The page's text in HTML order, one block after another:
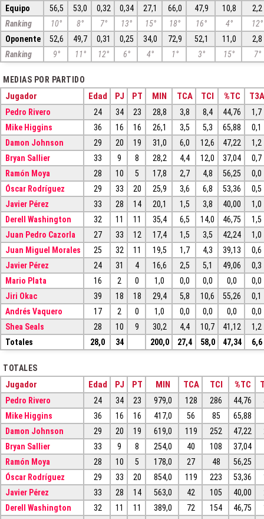
Equipo 56,5 53,0 0,32 0,34 27,1 66,0 47,9 10,8
2,2
Ranking
10° 8° 7° 13° 15° 18° 16° 4°
12°
Oponente
52,6 49,7 0,31 0,25 34,0 72,9 52,1 11,0
2,8
Ranking
9° 11° 12° 6° 4° 1° 3° 15° 7°
MEDIAS POR PARTIDO
Jugador Edad PJ PT MIN TCA TCI %TC T3A
Pedro Rivero 24 34 23 28,8 3,8 8,4 44,76
1,7
Mike Higgins
36 16 16 26,1 3,5 5,3 65,88
0,1
Damon Johnson
29 20 19 31,0 6,0 12,6 47,22
1,2
Bryan Sallier
33 9 8 28,2 4,4 12,0 37,04
0,7
Ramón Moya
28 10 5 17,8 2,7 4,8 56,25
0,0
Óscar Rodríguez
29 33 20 25,9 3,6 6,8 53,36
0,5
Javier Pérez
33 28 14 20,1 1,5 3,8 40,00
1,0
Derell Washington
32 11 11 35,4 6,5 14,0 46,75
1,5
Juan Pedro Cazorla
27 33 12 17,4 1,5 3,5 42,24
1,0
Juan Miguel Morales
25 32 11 19,5 1,7 4,3 39,13
0,6
Javier Pérez
24 31 4 16,6 2,5 5,1 49,06
0,3
Mario Plata
16 2 0 1,0 0,0 0,0 0,0
0,0
Jiri Okac
39 18 18 29,4 5,8 10,6 55,26
0,1
Andrés Vaquero
17 2 0 1,0 0,0 0,0 0,0
0,0
Shea Seals
28 10 9 30,2 4,4 10,7 41,12
1,2
Totales
28,0 34 200,0 27,4 58,0 47,34 6,6
TOTALES
Jugador Edad PJ PT MIN TCA TCI %TC
Pedro Rivero 24 34 23 979,0 128 286 44,76
Mike Higgins
36 16 16 417,0 56 85
65,88
Damon Johnson
29 20 19 619,0 119 252 47,22
Bryan Sallier
33 9 8 254,0 40 108
37,04
Ramón Moya
28 10 5 178,0 27 48
56,25
Óscar Rodríguez
29 33 20 854,0 119 223 53,36
Javier Pérez
33 28 14 563,0 42 105 40,00
Derell Washington
32 11 11 389,0 72 154 46,75